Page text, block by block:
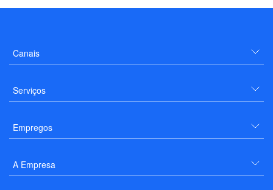
Canais
Serviços
Empregos
A Empresa